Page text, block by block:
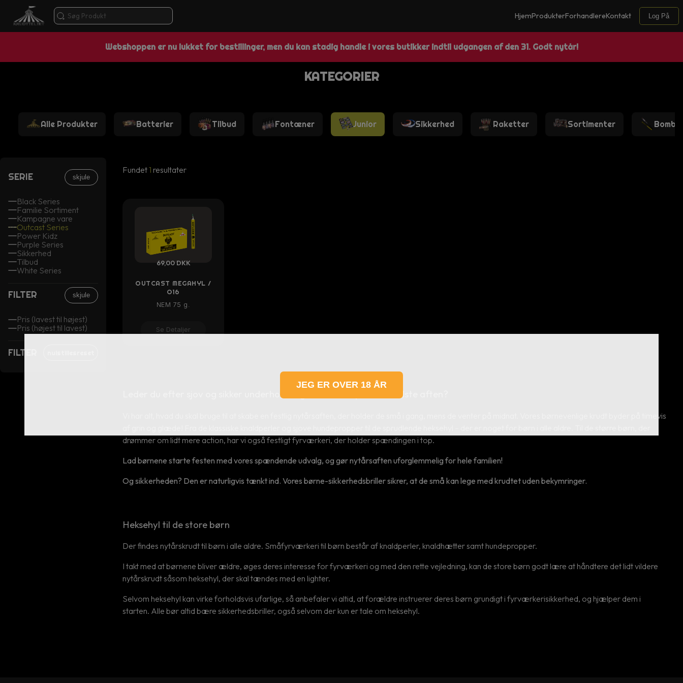
HjemProdukterForhandlereKontakt Log På
Webshoppen er nu lukket for bestillinger, men du kan stadig handle i vores butikker indtil udgangen af den 31. Godt nytår!
KATEGORIER
Alle Produkter Batterier Tilbud Fontæner Junior Sikkerhed Raketter Sortimenter
SERIE skjule
Black Series
Familie Sortiment
Kampagne vare
Outcast Series
Power Kidz
Purple Series
Sikkerhed
Tilbud
White Series
FILTER skjule
Pris (lavest til højest)
Pris (højest til lavest)
FILTER
Fundet1 resultater
69,00 DKK
OUTCAST MEGAHYL /
O16
NEM 75 g.
Se Detaljer
Leder du efter sjov og sikker underholdning til børnene på årets sidste aften?
Vi har alt, hvad du skal bruge til at skabe en festlig nytårsaften, der holder de små i gang, mens de venter på midnat. Vores børnevenlige krudt byder på timevis
drømmer om lidt mere action, har vi også festligt fyrværkeri, der holder spændingen i top.
Lad børnene starte festen med vores spændende udvalg, og gør nytårsaften uforglemmelig for hele familien!
Og sikkerheden? Den er naturligvis tænkt ind. Vores børne-sikkerhedsbriller sikrer, at de små kan lege med krudtet uden bekymringer.
Heksehyl til de store børn
Der findes nytårskrudt til børn i alle aldre. Småfyrværkeri til børn består af knaldperler, knaldhætter samt hundepropper.
I takt med at børnene bliver ældre, øges deres interesse for fyrværkeri og med den rette vejledning, kan de store børn godt lære at håndtere det lidt vildere
nytårskrudt såsom heksehyl, der skal tændes med en lighter.
Selvom heksehyl kan virke forholdsvis ufarlige, så anbefaler vi altid, at forældre instruerer deres børn grundigt i fyrværkerisikkerhed, og hjælper dem i
starten. Alle bør altid bære sikkerhedsbriller, også selvom der kun er tale om heksehyl.
JEG ER OVER 18 ÅR